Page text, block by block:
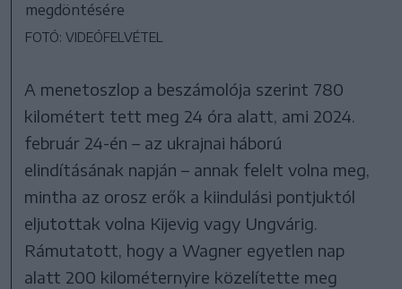
megdöntésére
FOTÓ: VIDEÓFELVÉTEL
A menetoszlop a beszámolója szerint 780
kilométert tett meg 24 óra alatt, ami 2024.
február 24-én – az ukrajnai háború
elindításának napján – annak felelt volna meg,
mintha az orosz erők a kiindulási pontjuktól
eljutottak volna Kijevig vagy Ungvárig.
Rámutatott, hogy a Wagner egyetlen nap
alatt 200 kilométernyire közelítette meg